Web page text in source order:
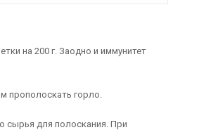
на 200 г. Заодно и иммунитет
прополоскать горло.
сырья для полоскания. При